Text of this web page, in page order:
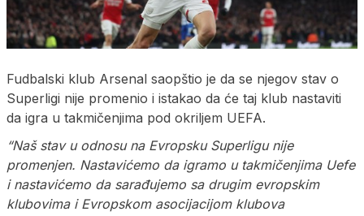
Fudbalski klub Arsenal saopštio je da se njegov stav o
Superligi nije promenio i istakao da će taj klub nastaviti
da igra u takmičenjima pod okriljem UEFA.
“Naš stav u odnosu na Evropsku Superligu nije
promenjen. Nastavićemo da igramo u takmičenjima Uefe
i nastavićemo da sarađujemo sa drugim evropskim
klubovima i Evropskom asocijacijom klubova